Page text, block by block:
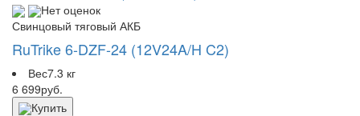
Нет оценок
Свинцовый тяговый АКБ
RuTrike 6-DZF-24 (12V24A/H C2)
Вес7.3 кг
6 699руб.
Купить